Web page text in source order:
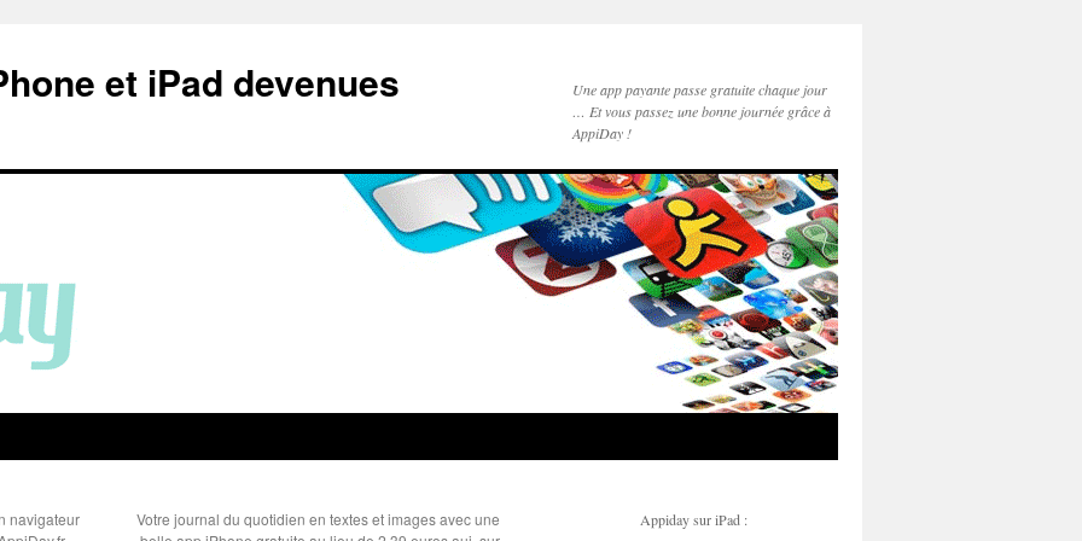
et iPad devenues
Une app payante passe gratuite chaque jour
… Et vous passez une bonne journée grâce à
AppiDay !
navigateur
Votre journal du quotidien en textes et images avec une
Appiday sur iPad :